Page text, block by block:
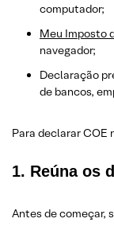
computador;
Meu Imposto
navegador;
Declaração
de bancos,
Para declarar COE
1. Reúna os
Antes de começar,